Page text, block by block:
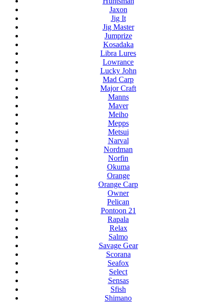
Jaxon
Jig It
Jig Master
Jumprize
Kosadaka
Libra Lures
Lowrance
Lucky John
Mad Carp
Major Craft
Manns
Maver
Meiho
Mepps
Metsui
Narval
Nordman
Norfin
Okuma
Orange
Orange Carp
Owner
Pelican
Pontoon 21
Rapala
Relax
Salmo
Savage Gear
Scorana
Seafox
Select
Sensas
Sfish
Shimano